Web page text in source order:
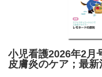
小児看護2026年2月
皮膚炎のケア；最